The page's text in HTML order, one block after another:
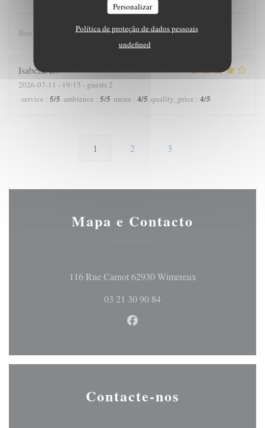
Personalizar
Política de proteção de dados pessoais
undefined
Bon rapport qualité prix et personnel très sympathique
IsabelleD
2026-07-11 - 19:15 - guests 2
service : 5/5 ambience : 5/5 menu : 4/5 quality_price : 4/5
1 2 3
Mapa e Contacto
116 Rue Carnot 62930 Wimereux((abre numa nova
03 21 30 90 84
Facebook ((abre numa nova
Contacte-nos